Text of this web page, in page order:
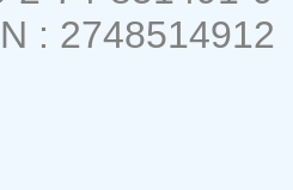
: 2748514912